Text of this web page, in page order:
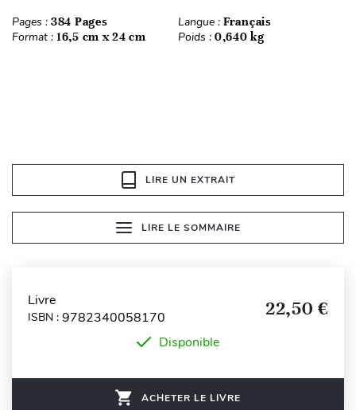
Pages : 384 Pages Langue : Français
Format : 16,5 cm x 24 cm Poids : 0,640 kg
LIRE UN EXTRAIT
LIRE LE SOMMAIRE
Livre
ISBN : 9782340058170 22,50 €
Disponible
ACHETER LE LIVRE